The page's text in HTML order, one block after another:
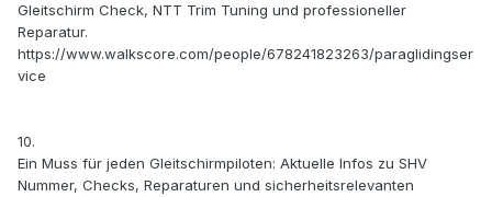
Gleitschirm Check, NTT Trim Tuning und professioneller
Reparatur.
https://www.walkscore.com/people/678241823263/paraglidingser
vice
10.
Ein Muss für jeden Gleitschirmpiloten: Aktuelle Infos zu SHV
Nummer, Checks, Reparaturen und sicherheitsrelevanten